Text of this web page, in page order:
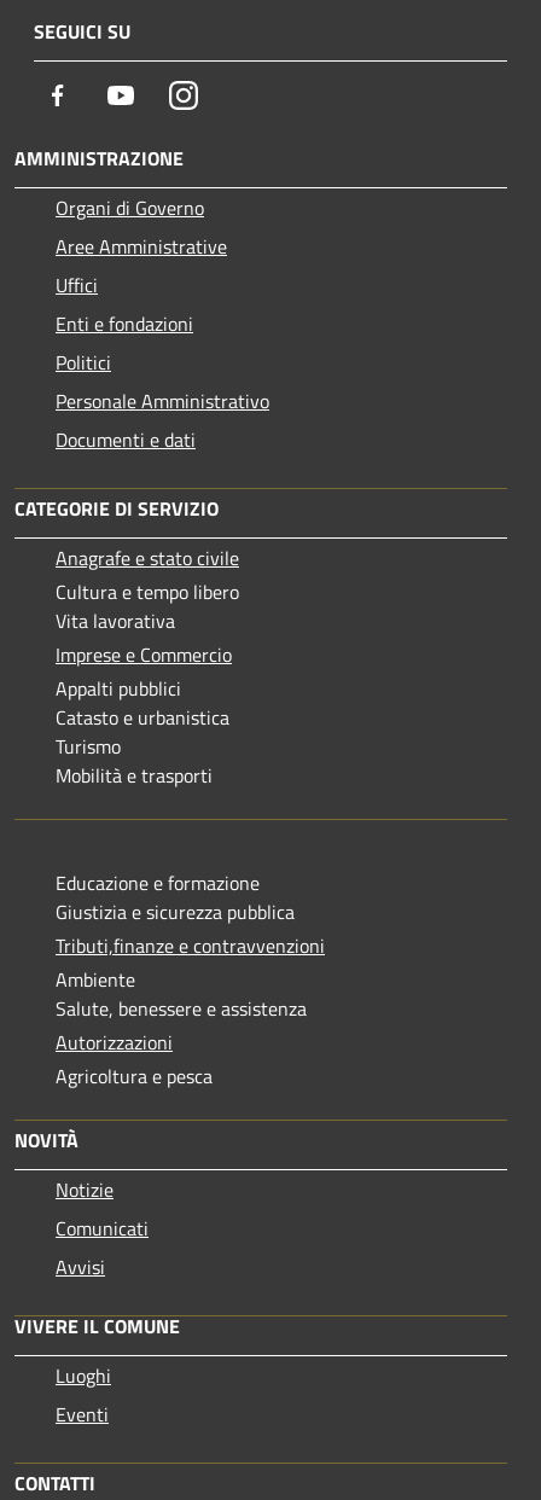
SEGUICI SU
Facebook YoutubeInstagram
AMMINISTRAZIONE
Organi di Governo
Aree Amministrative
Uffici
Enti e fondazioni
Politici
Personale Amministrativo
Documenti e dati
CATEGORIE DI SERVIZIO
Anagrafe e stato civile
Cultura e tempo libero
Vita lavorativa
Imprese e Commercio
Appalti pubblici
Catasto e urbanistica
Turismo
Mobilità e trasporti
Educazione e formazione
Giustizia e sicurezza pubblica
Tributi,finanze e contravvenzioni
Ambiente
Salute, benessere e assistenza
Autorizzazioni
Agricoltura e pesca
NOVITÀ
Notizie
Comunicati
Avvisi
VIVERE IL COMUNE
Luoghi
Eventi
CONTATTI